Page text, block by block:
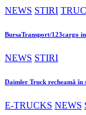
NEWS STIRI
BursaTransport/123cargo
NEWS STIRI
Daimler Truck recheamă în
E-TRUCKS NEWS